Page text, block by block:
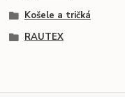
Košele a tričká
RAUTEX